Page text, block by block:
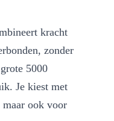
kracht
zonder
5000
Je kiest met
maar ook voor